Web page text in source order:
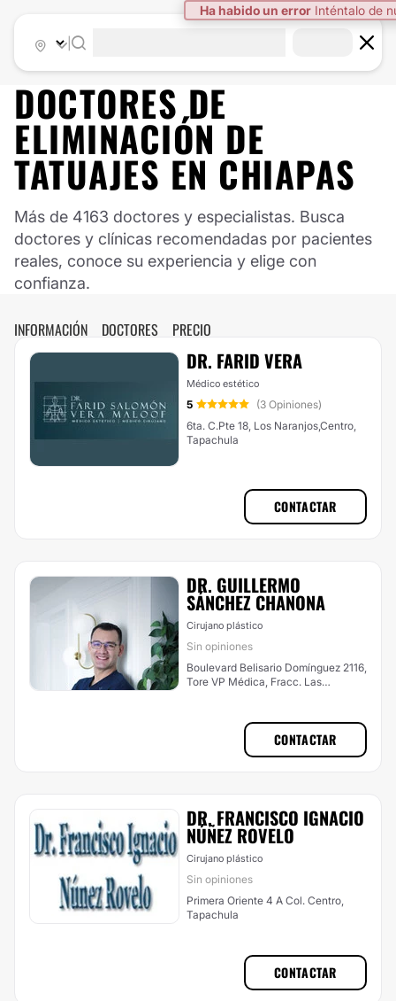
Ha habido un error Inténtalo de
DOCTORES DE
ELIMINACIÓN DE
TATUAJES EN CHIAPAS
Más de 4163 doctores y especialistas. Busca
doctores y clínicas recomendadas por pacientes
reales, conoce su experiencia y elige con
confianza.
INFORMACIÓN DOCTORES PRECIO
DR. FARID VERA
Médico estético
5
(3 Opiniones)
6ta. C.Pte 18, Los Naranjos,Centro,
Tapachula
CONTACTAR
DR. GUILLERMO
SÁNCHEZ CHANONA
Cirujano plástico
Sin opiniones
Boulevard Belisario Domínguez 2116,
Tore VP Médica, Fracc. Las
CONTACTAR
DR. FRANCISCO IGNACIO
NÚÑEZ ROVELO
Cirujano plástico
Sin opiniones
Primera Oriente 4 A Col. Centro,
Tapachula
CONTACTAR